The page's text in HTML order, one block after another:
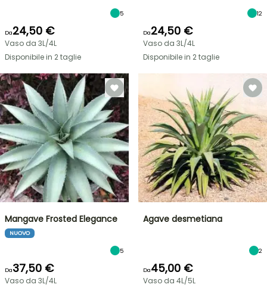
5
Da24,50 €
Vaso da 3L/4L
Disponibile in 2 taglie
12
Da24,50 €
Vaso da 3L/4L
Disponibile in 2 taglie
Mangave Frosted Elegance
NUOVO
5
Da37,50 €
Vaso da 3L/4L
Agave desmetiana
2
Da45,00 €
Vaso da 4L/5L